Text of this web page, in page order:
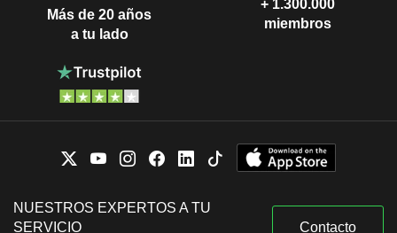
Más de 20 años
a tu lado
+ 1.300.000
miembros
NUESTROS EXPERTOS A TU
SERVICIO
Contacto